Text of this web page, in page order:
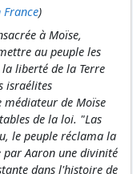
France)
à Moïse,
au peuple les
liberté de la Terre
israélites
de Moïse
de la loi. "Las
le peuple réclama la
par Aaron une divinité
dans l'histoire de